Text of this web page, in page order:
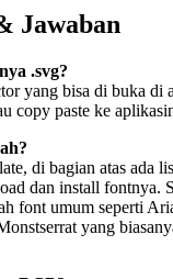
Jawaban
.svg?
yang bisa di buka di
copy paste ke
di bagian atas ada
dan install fontnya.
font umum seperti
yang